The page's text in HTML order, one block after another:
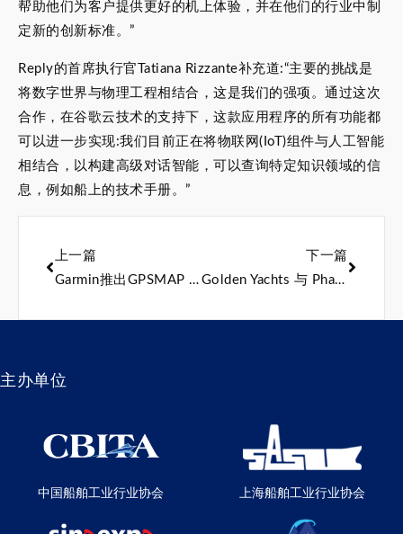
帮助他们为客户提供更好的机上体验，并在他们的行业中制
定新的创新标准。”
Reply的首席执行官Tatiana Rizzante补充道:“主要的挑战是
将数字世界与物理工程相结合，这是我们的强项。通过这次
合作，在谷歌云技术的支持下，这款应用程序的所有功能都
可以进一步实现:我们目前正在将物联网(IoT)组件与人工智能
相结合，以构建高级对话智能，可以查询特定知识领域的信
息，例如船上的技术手册。”
上一篇
Garmin推出GPSMAP 9000海图仪系列
下一篇
Golden Yachts 与 Phathom Studio 合作推出 65 米概念游艇 Vesper
主办单位
中国船舶工业行业协会 上海船舶工业行业协会